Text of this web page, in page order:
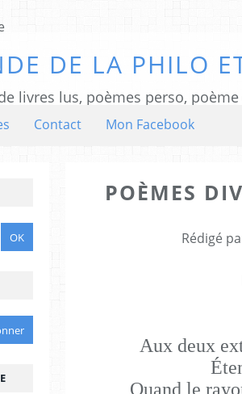
DE LA PHILO
livres lus, poèmes perso,
Contact Mon Facebook
POÈMES
Rédigé
Aux deux
Quand le